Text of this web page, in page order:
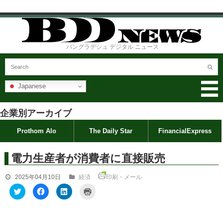
バングラデシュ デジタル ニュース
Japanese
企業別アーカイブ
Prothom Alo The Daily Star FinancialExpress
電力生産者が消費者に直接販売
2025年04月10日 経済
印刷・メール
ク
リ
F
a
ク
リ